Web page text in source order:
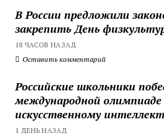
В России предложили
закрепить День
18 ЧАСОВ НАЗАД
Оставить комментарий
Российские школьники
международной олимпиаде
искусственному
1 ДЕНЬ НАЗАД